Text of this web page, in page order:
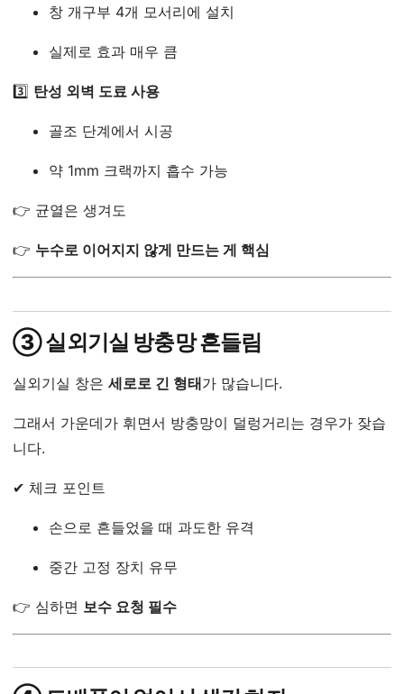
창 개구부 4개 모서리에 설치
실제로 효과 매우 큼
3️⃣ 탄성 외벽 도료 사용
골조 단계에서 시공
약 1mm 크랙까지 흡수 가능
👉 균열은 생겨도
👉 누수로 이어지지 않게 만드는 게 핵심
③ 실외기실 방충망 흔들림
실외기실 창은 세로로 긴 형태가 많습니다.
그래서 가운데가 휘면서 방충망이 덜렁거리는 경우가 잦습
니다.
✔ 체크 포인트
손으로 흔들었을 때 과도한 유격
중간 고정 장치 유무
👉 심하면 보수 요청 필수